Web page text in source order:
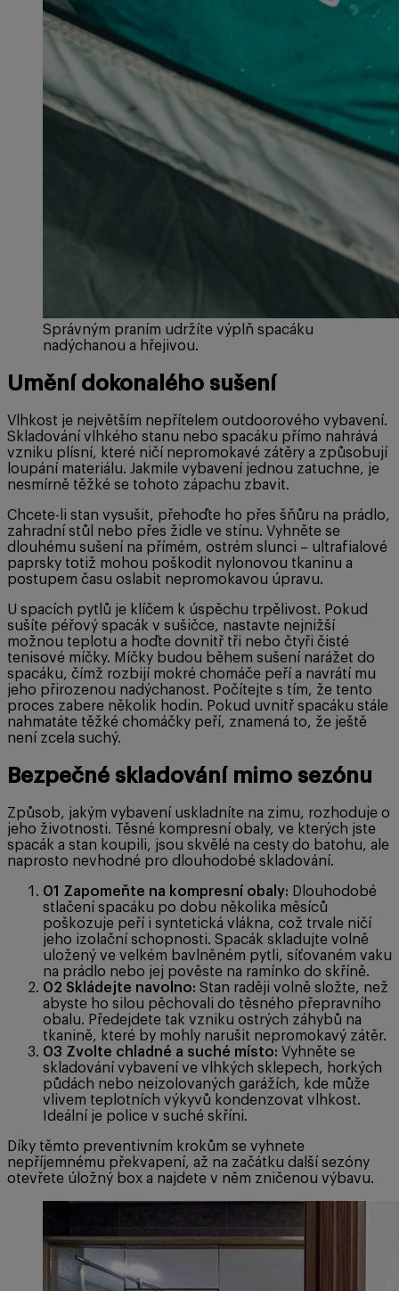
Správným praním udržíte výplň spacáku
nadýchanou a hřejivou.
Umění dokonalého sušení
Vlhkost je největším nepřítelem outdoorového vybavení.
Skladování vlhkého stanu nebo spacáku přímo nahrává
vzniku plísní, které ničí nepromokavé zátěry a způsobují
loupání materiálu. Jakmile vybavení jednou zatuchne, je
nesmírně těžké se tohoto zápachu zbavit.
Chcete-li stan vysušit, přehoďte ho přes šňůru na prádlo,
zahradní stůl nebo přes židle ve stínu. Vyhněte se
dlouhému sušení na přímém, ostrém slunci – ultrafialové
paprsky totiž mohou poškodit nylonovou tkaninu a
postupem času oslabit nepromokavou úpravu.
U spacích pytlů je klíčem k úspěchu trpělivost. Pokud
sušíte péřový spacák v sušičce, nastavte nejnižší
možnou teplotu a hoďte dovnitř tři nebo čtyři čisté
tenisové míčky. Míčky budou během sušení narážet do
spacáku, čímž rozbijí mokré chomáče peří a navrátí mu
jeho přirozenou nadýchanost. Počítejte s tím, že tento
proces zabere několik hodin. Pokud uvnitř spacáku stále
nahmatáte těžké chomáčky peří, znamená to, že ještě
není zcela suchý.
Bezpečné skladování mimo sezónu
Způsob, jakým vybavení uskladníte na zimu, rozhoduje o
jeho životnosti. Těsné kompresní obaly, ve kterých jste
spacák a stan koupili, jsou skvělé na cesty do batohu, ale
naprosto nevhodné pro dlouhodobé skladování.
01 Zapomeňte na kompresní obaly: Dlouhodobé
stlačení spacáku po dobu několika měsíců
poškozuje peří i syntetická vlákna, což trvale ničí
jeho izolační schopnosti. Spacák skladujte volně
uložený ve velkém bavlněném pytli, síťovaném vaku
na prádlo nebo jej pověste na ramínko do skříně.
02 Skládejte navolno: Stan raději volně složte, než
abyste ho silou pěchovali do těsného přepravního
obalu. Předejdete tak vzniku ostrých záhybů na
tkanině, které by mohly narušit nepromokavý zátěr.
03 Zvolte chladné a suché místo: Vyhněte se
skladování vybavení ve vlhkých sklepech, horkých
půdách nebo neizolovaných garážích, kde může
vlivem teplotních výkyvů kondenzovat vlhkost.
Ideální je police v suché skříni.
Díky těmto preventivním krokům se vyhnete
nepříjemnému překvapení, až na začátku další sezóny
otevřete úložný box a najdete v něm zničenou výbavu.